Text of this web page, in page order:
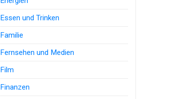
Essen und Trinken
Familie
Fernsehen und Medien
Film
Finanzen